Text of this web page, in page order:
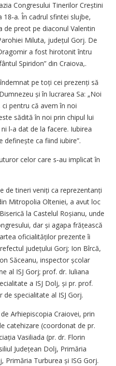
Congresului Tinerilor Creștini
În cadrul sfintei slujbe,
de preot pe diaconul Valentin
Miluta, județul Gorj. De
a fost hirotonit întru
Spiridon” din Craiova,.
pe toți cei prezenți să
și în lucrarea Sa: „Noi
pentru că avem în noi
sădită în noi prin chipul lui
l‑a dat de la facere. Iubirea
definește ca fiind iubire”.
celor care s‑au implicat în
de tineri veniți ca reprezentanți
Mitropolia Olteniei, a avut loc
la Castelul Roșianu, unde
dar și agapa frățească
oficialităților prezente îi
județului Gorj; Ion Bîrcă,
Săceanu, inspector școlar
al ISJ Gorj; prof. dr. Iuliana
a ISJ Dolj, și pr. prof.
specialitate al ISJ Gorj.
Arhiepiscopia Craiovei, prin
catehizare (coordonat de pr.
Vasiliada (pr. dr. Florin
Județean Dolj, Primăria
Primăria Turburea și ISG Gorj.